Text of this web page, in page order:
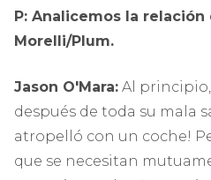
P: Analicemos la
Morelli/Plum.
Jason O'Mara: Al
después de toda su mala
atropelló con un coche!
que se necesitan